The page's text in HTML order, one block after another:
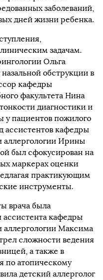
заболеваний,
дней жизни ребенка.
задачам.
Ольга
обструкции в
кафедры
факультета Нина
диагностики и
у пациентов пожилого
ассистентов кафедры
аллергологии Ирины
был сфокусирован на
маркерах оценки
практикующим
инструменты.
врача была
ассистента кафедры
Максима
сложности ведения
а также в
по атопическому
детский аллерголог